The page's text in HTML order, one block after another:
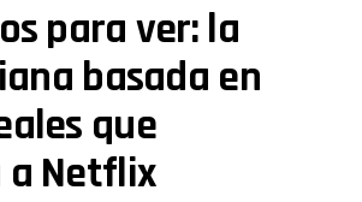
para ver: la
basada en
que
Netflix